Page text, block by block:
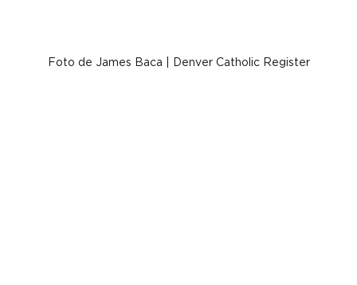
Foto de James Baca | Denver Catholic Register